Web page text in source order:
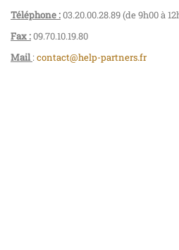
Téléphone :03.20.00.28.89 (de 9h00 à
Fax :09.70.10.19.80
Mail: contact@help-partners.fr